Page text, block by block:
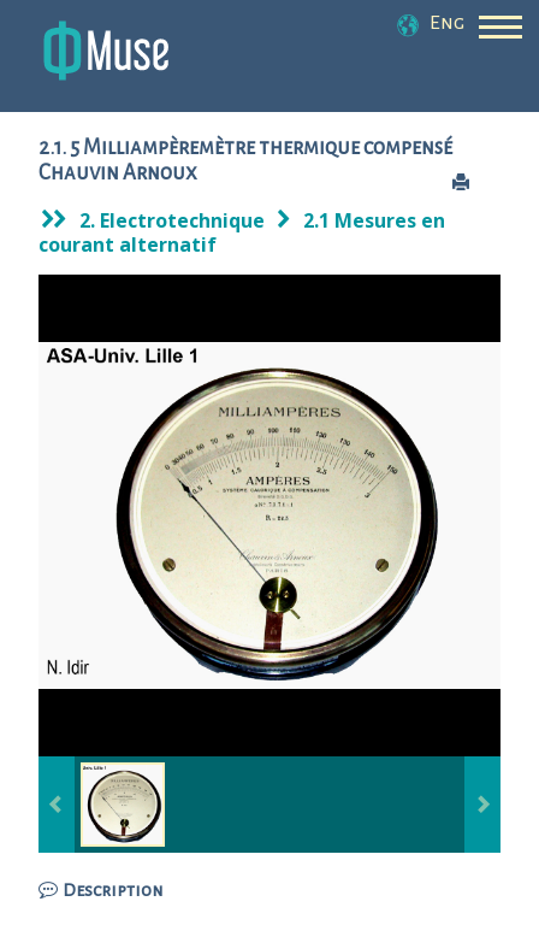
Eng
2.1. 5 Milliampèremètre thermique compensé
Chauvin Arnoux
2. Electrotechnique
2.1 Mesures en
courant alternatif
Description